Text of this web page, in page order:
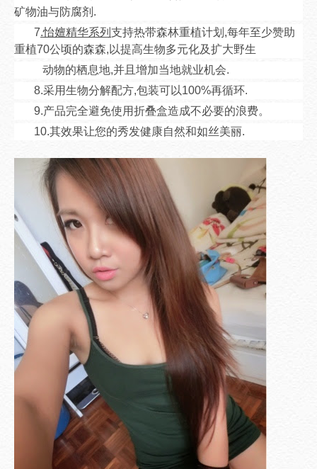
矿物油与防腐剂.
7.怡嬗精华系列 支持热带森林重植计划,每年至少赞助
重植70公顷的森森,以提高生物多元化及扩大野生
动物的栖息地,并且增加当地就业机会.
8.采用生物分解配方,包装可以100%再循环.
9.产品完全避免使用折叠盒造成不必要的浪费。
10.其效果让您的秀发健康自然和如丝美丽.